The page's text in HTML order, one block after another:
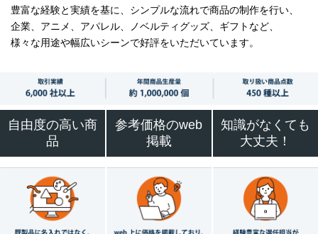
豊富な経験と実績を基に、シンプルな流れで商品の制作を行い、
企業、アニメ、アパレル、ノベルティグッズ、ギフトなど、
様々な用途や幅広いシーンで好評をいただいています。
自由度の高い商
品
参考価格のweb
掲載
知識がなくても
大丈夫！